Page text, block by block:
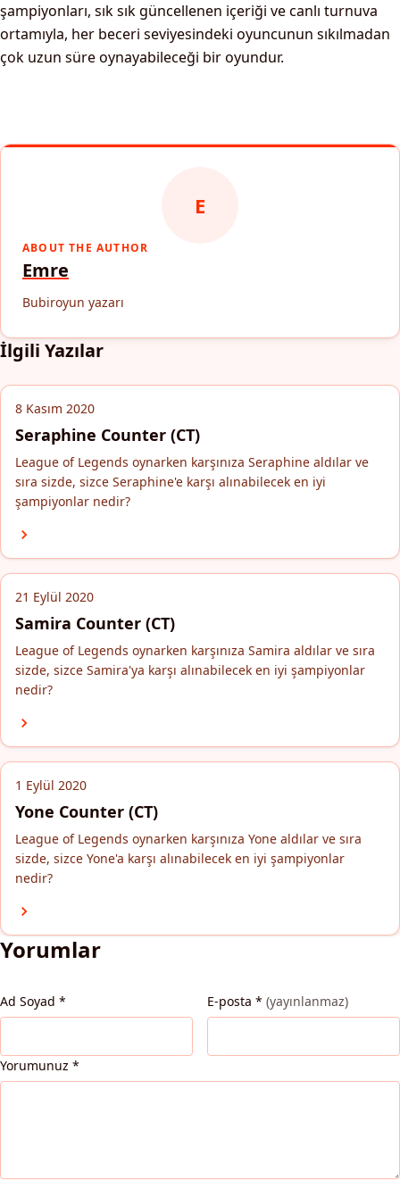
şampiyonları, sık sık güncellenen içeriği ve canlı turnuva
ortamıyla, her beceri seviyesindeki oyuncunun sıkılmadan
çok uzun süre oynayabileceği bir oyundur.
E
ABOUT THE AUTHOR
Emre
Bubiroyun yazarı
İlgili Yazılar
8 Kasım 2020
Seraphine Counter (CT)
League of Legends oynarken karşınıza Seraphine aldılar ve
sıra sizde, sizce Seraphine'e karşı alınabilecek en iyi
şampiyonlar nedir?
21 Eylül 2020
Samira Counter (CT)
League of Legends oynarken karşınıza Samira aldılar ve sıra
sizde, sizce Samira'ya karşı alınabilecek en iyi şampiyonlar
nedir?
1 Eylül 2020
Yone Counter (CT)
League of Legends oynarken karşınıza Yone aldılar ve sıra
sizde, sizce Yone'a karşı alınabilecek en iyi şampiyonlar
nedir?
Yorumlar
Ad Soyad * E-posta * (yayınlanmaz)
Yorumunuz *